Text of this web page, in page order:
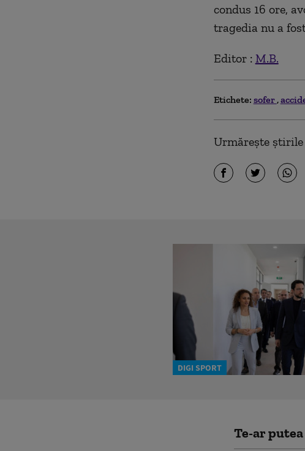
condus 16 ore,
tragedia nu a
Editor : M.B.
Etichete: sofer
Urmărește
DIGI SPORT
Te-ar